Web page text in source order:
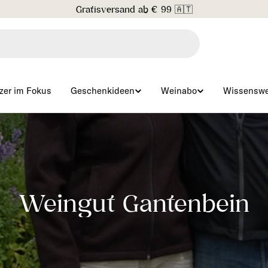
Gratisversand ab € 99 🇦🇹
im Fokus Geschenkideen Weinabo
S
a
m
Weingut Gantenbein